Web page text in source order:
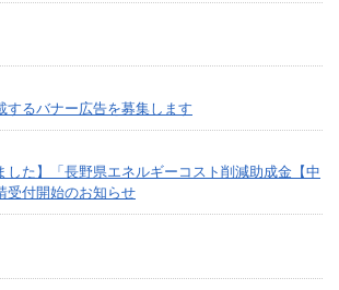
するバナー広告を募集します
した】「長野県エネルギーコスト削減助成金【中
受付開始のお知らせ